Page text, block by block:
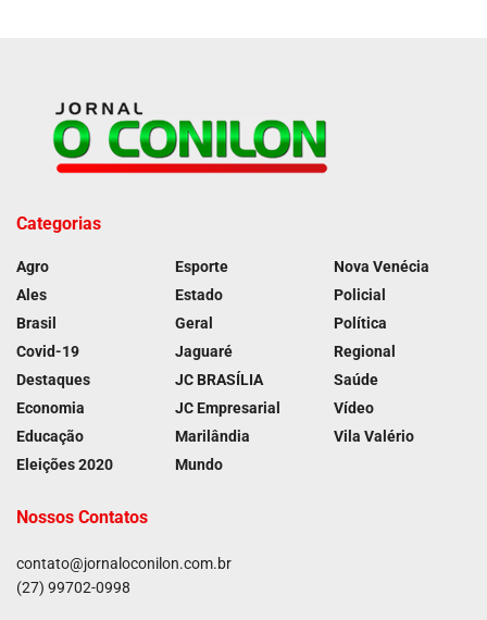
Categorias
Agro
Ales
Brasil
Covid-19
Destaques
Economia
Educação
Eleições 2020
Esporte
Estado
Geral
Jaguaré
JC BRASÍLIA
JC Empresarial
Marilândia
Mundo
Nova Venécia
Policial
Política
Regional
Saúde
Vídeo
Vila Valério
Nossos Contatos
contato@jornaloconilon.com.br
(27) 99702-0998